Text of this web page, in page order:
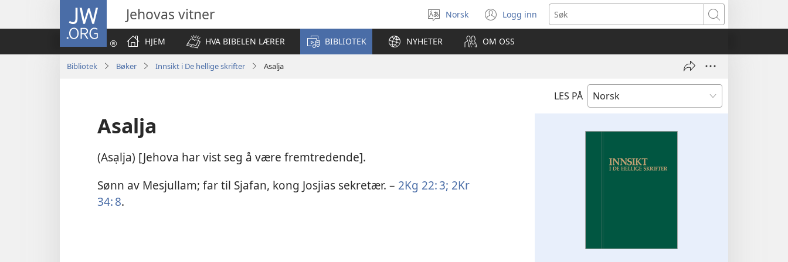
JW.ORG Jehovas vitner
Velg
språk
Norsk Logg inn
(åpner
nytt
vindu)
Søk
HJEM
HVA BIBELEN LÆRER BIBLIOTEK NYHETER OM OSS
Bibliotek Bøker Innsikt i De hellige skrifter Asalja
LES PÅ
Asalja
(Asạlja) [Jehova har vist seg å være fremtredende].
Sønn av Mesjullam; far til Sjafan, kong Josjias sekretær. – 2Kg 22: 3; 2Kr
34: 8.